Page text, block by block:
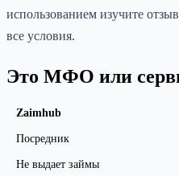
использованием изучите
все условия.
Это МФО или
Zaimhub
Посредник
Не выдает займы